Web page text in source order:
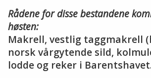
Rådene for disse bestandene
høsten:
Makrell, vestlig taggmakrell
norsk vårgytende sild,
lodde og reker i